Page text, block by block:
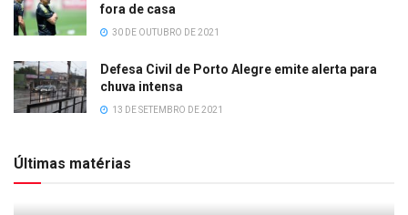
fora de casa
30 DE OUTUBRO DE 2021
Defesa Civil de Porto Alegre emite alerta para
chuva intensa
13 DE SETEMBRO DE 2021
Últimas matérias